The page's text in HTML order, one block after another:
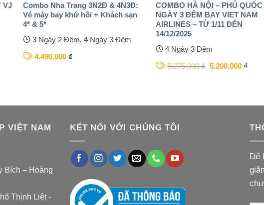
VJ
Combo Nha Trang 3N2Đ & 4N3Đ:
Vé máy bay khứ hồi + Khách sạn
4* & 5*
3 Ngày 2 Đêm, 4 Ngày 3 Đêm
4.490.000 ₫
COMBO HÀ NỘI – PHÚ QUỐC
NGÀY 3 ĐÊM BAY VIET NAM
AIRLINES – TỪ 1/11 ĐẾN
14/12/2025
4 Ngày 3 Đêm
5.275.000₫ 5.200.000 ₫
VIỆT NAM
Bích – Hoàng
Thịnh Liệt -
KẾT NỐI VỚI CHÚNG TÔI
Để